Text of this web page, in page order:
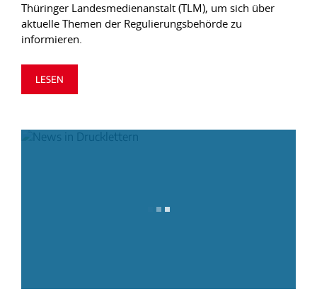
Thüringer Landesmedienanstalt (TLM), um sich über
aktuelle Themen der Regulierungsbehörde zu
informieren.
LESEN